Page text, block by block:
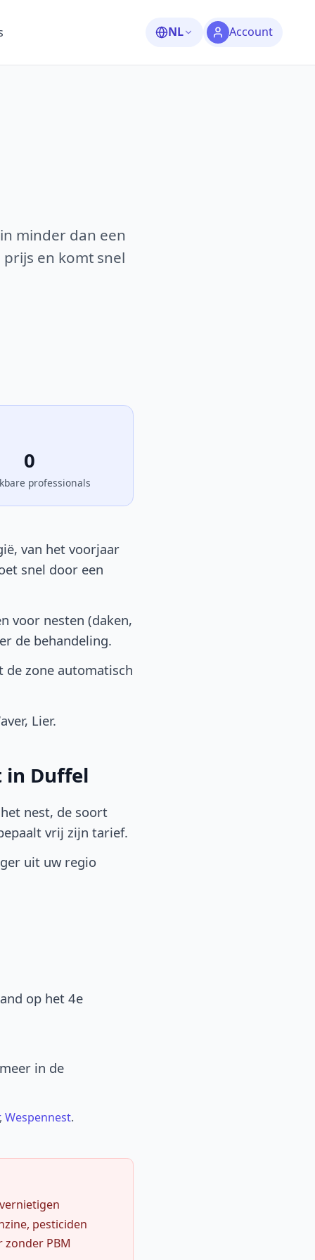
NL Account
minder dan een
en komt snel
0
professionals
van het voorjaar
snel door een
voor nesten (daken,
de behandeling.
zone automatisch
Lier.
in Duffel
nest, de soort
vrij zijn tarief.
uit uw regio
op het 4e
in de
, Wespennest.
pesticiden
PBM